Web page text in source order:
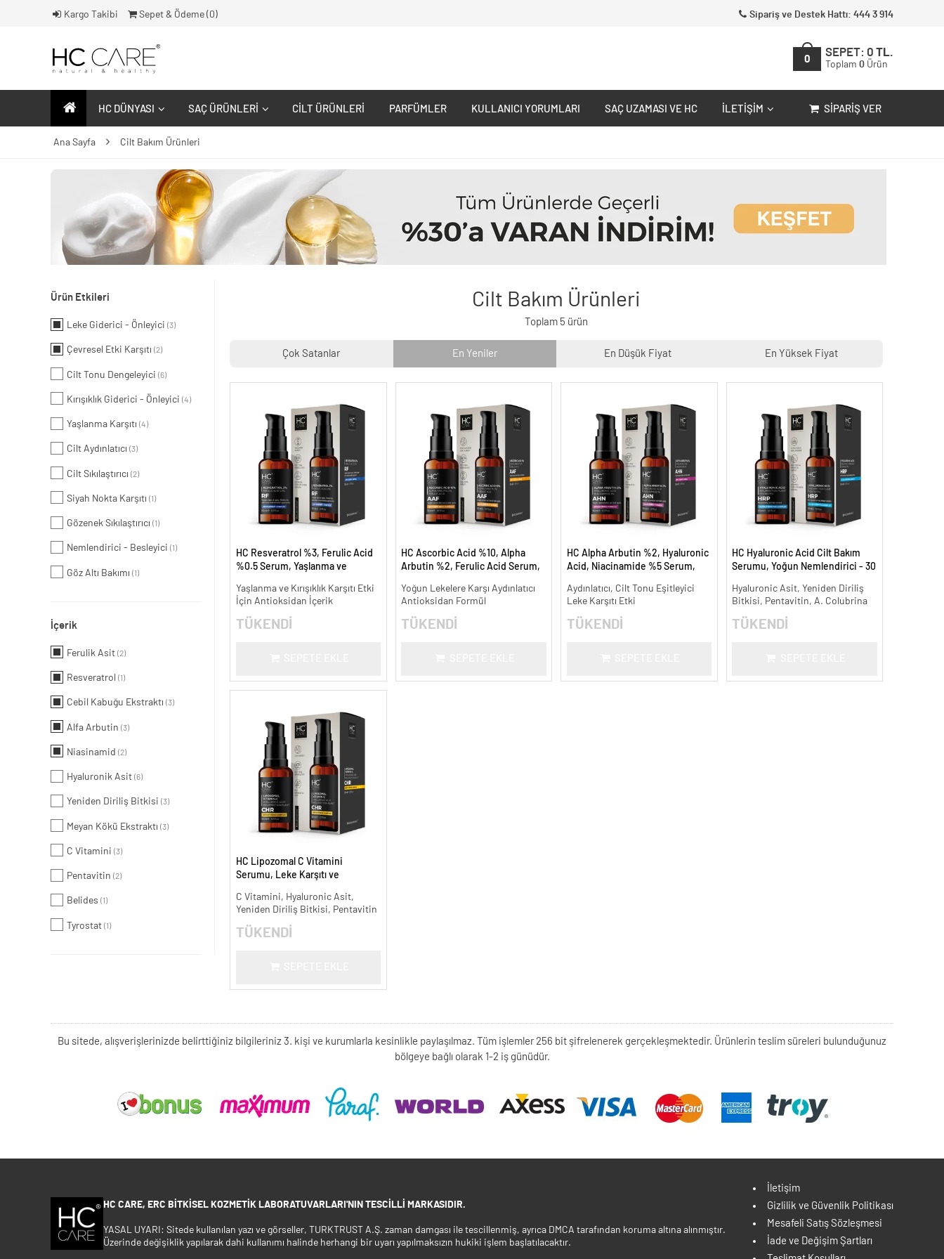
Kargo Takibi Sepet & Ödeme ( 0) Sipariş ve Destek Hattı: 444 3 914
0
SEPET: 0 TL.
Toplam 0 Ürün
HC DÜNYASI SAÇ ÜRÜNLERI CILT ÜRÜNLERI PARFÜMLER KULLANICI YORUMLARI SAÇ UZAMASI VE HC İLETIŞIM SIPARIŞ VER
Ana Sayfa Cilt Bakım Ürünleri
Ürün Etkileri
Leke Giderici - Önleyici (3)
Çevresel Etki Karşıtı (2)
Cilt Tonu Dengeleyici (6)
Kırışıklık Giderici - Önleyici (4)
Yaşlanma Karşıtı (4)
Cilt Aydınlatıcı (3)
Cilt Sıkılaştırıcı (2)
Siyah Nokta Karşıtı (1)
Gözenek Sıkılaştırıcı (1)
Nemlendirici - Besleyici (1)
Göz Altı Bakımı (1)
İçerik
Ferulik Asit (2)
Resveratrol (1)
Cebil Kabuğu Ekstraktı (3)
Alfa Arbutin (3)
Niasinamid (2)
Hyaluronik Asit (6)
Yeniden Diriliş Bitkisi (3)
Meyan Kökü Ekstraktı (3)
C Vitamini (3)
Pentavitin (2)
Belides (1)
Tyrostat (1)
Cilt Bakım Ürünleri
Toplam 5 ürün
Çok Satanlar En Yeniler En Düşük Fiyat En Yüksek Fiyat
HC Resveratrol %3, Ferulic Acid
%0.5 Serum, Yaşlanma ve
Yaşlanma ve Kırışıklık Karşıtı Etki
İçin Antioksidan İçerik
TÜKENDİ
HC Ascorbic Acid %10, Alpha
Arbutin %2, Ferulic Acid Serum,
ml.
Yoğun Lekelere Karşı Aydınlatıcı
Antioksidan Formül
TÜKENDİ
HC Alpha Arbutin %2, Hyaluronic
Acid, Niacinamide %5 Serum,
Aydınlatıcı, Cilt Tonu Eşitleyici
Leke Karşıtı Etki
TÜKENDİ
HC Hyaluronic Acid Cilt Bakım
Serumu, Yoğun Nemlendirici - 30
Hyaluronic Asit, Yeniden Diriliş
Bitkisi, Pentavitin, A. Colubrina
TÜKENDİ
HC Lipozomal C Vitamini
Serumu, Leke Karşıtı ve
C Vitamini, Hyaluronic Asit,
Yeniden Diriliş Bitkisi, Pentavitin
TÜKENDİ
Bu sitede, alışverişlerinizde belirttiğiniz bilgileriniz 3. kişi ve kurumlarla kesinlikle paylaşılmaz. Tüm işlemler 256 bit şifrelenerek gerçekleşmektedir. Ürünlerin teslim süreleri bulunduğunuz
bölgeye bağlı olarak 1-2 iş günüdür.
HC CARE, ERC BITKISEL KOZMETIK LABORATUVARLARI'NIN TESCILLI MARKASIDIR.
YASAL UYARI: Sitede kullanılan yazı ve görseller, TURKTRUST A.Ş. zaman damgası ile tescillenmiş, ayrıca DMCA tarafından koruma altına alınmıştır.
Üzerinde değişiklik yapılarak dahi kullanımı halinde herhangi bir uyarı yapılmaksızın hukiki işlem başlatılacaktır.
İletişim
Gizlilik ve Güvenlik Politikası
Mesafeli Satış Sözleşmesi
İade ve Değişim Şartları